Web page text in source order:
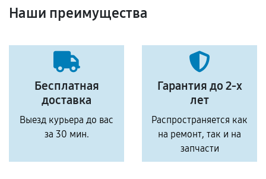
Наши преимущества
Бесплатная
доставка
Выезд курьера до вас
за 30 мин.
Гарантия до 2-х
лет
Распространяется как
на ремонт, так и на
запчасти